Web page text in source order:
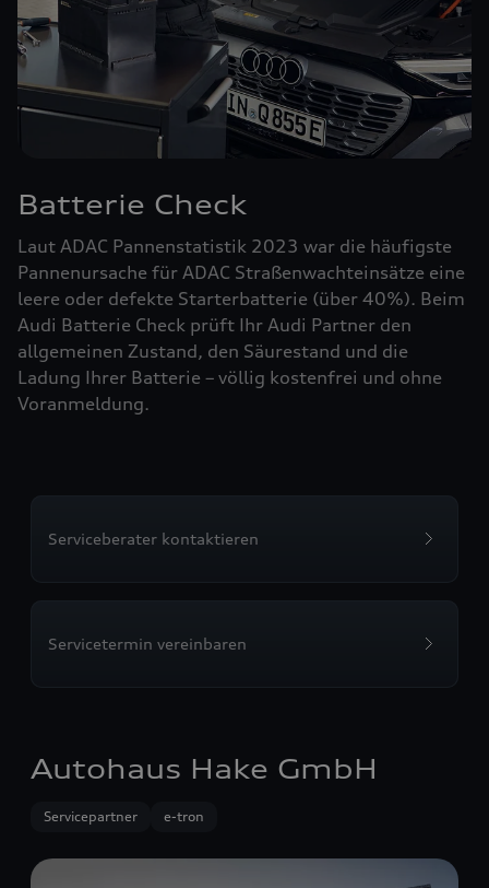
Batterie Check
Laut ADAC Pannenstatistik 2023 war die häufigste
Pannenursache für ADAC Straßenwachteinsätze eine
leere oder defekte Starterbatterie (über 40%). Beim
Audi Batterie Check prüft Ihr Audi Partner den
allgemeinen Zustand, den Säurestand und die
Ladung Ihrer Batterie – völlig kostenfrei und ohne
Voranmeldung.
Serviceberater kontaktieren
Servicetermin vereinbaren
Autohaus Hake GmbH
Servicepartner e-tron